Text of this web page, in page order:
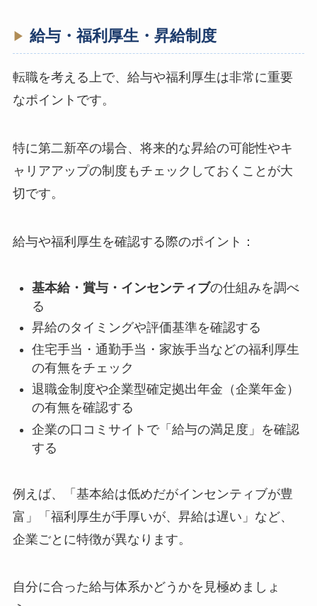
給与・福利厚生・昇給制度
転職を考える上で、給与や福利厚生は非常に重要
なポイントです。
特に第二新卒の場合、将来的な昇給の可能性やキ
ャリアアップの制度もチェックしておくことが大
切です。
給与や福利厚生を確認する際のポイント：
基本給・賞与・インセンティブの仕組みを調べ
る
昇給のタイミングや評価基準を確認する
住宅手当・通勤手当・家族手当などの福利厚生
の有無をチェック
退職金制度や企業型確定拠出年金（企業年金）
の有無を確認する
企業の口コミサイトで「給与の満足度」を確認
する
例えば、「基本給は低めだがインセンティブが豊
富」「福利厚生が手厚いが、昇給は遅い」など、
企業ごとに特徴が異なります。
自分に合った給与体系かどうかを見極めましょ